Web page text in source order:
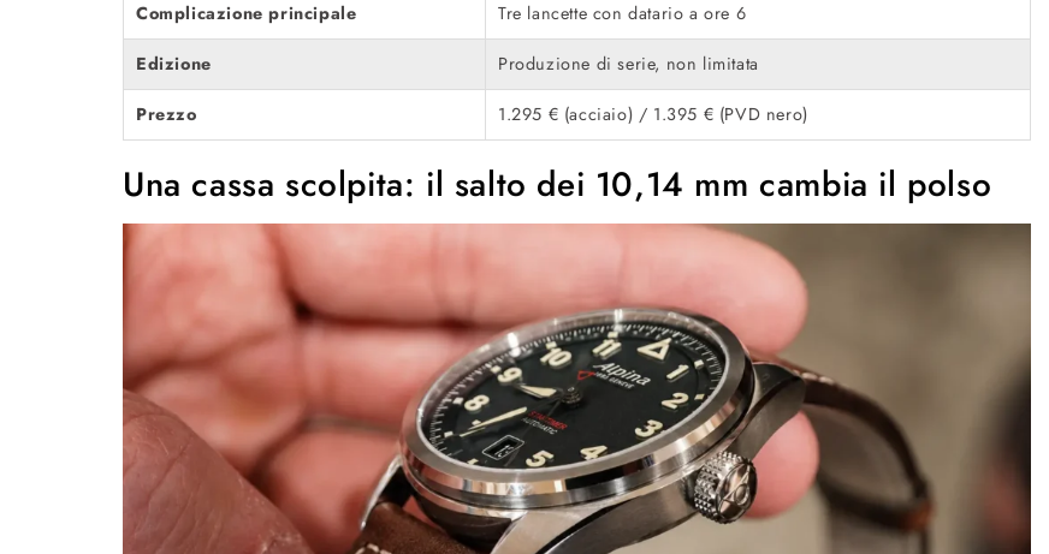
Complicazione principale Tre lancette con datario a ore 6
Edizione Produzione di serie, non limitata
Prezzo 1.295 € (acciaio) / 1.395 € (PVD nero)
Una cassa scolpita: il salto dei 10,14 mm cambia il polso